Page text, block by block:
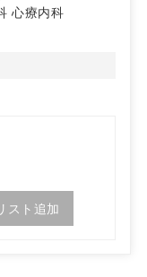
心療内科
スト追加